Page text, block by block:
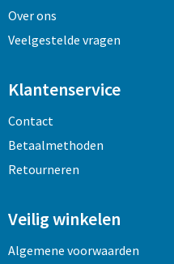
Over ons
Veelgestelde vragen
Klantenservice
Contact
Betaalmethoden
Retourneren
Veilig winkelen
Algemene voorwaarden